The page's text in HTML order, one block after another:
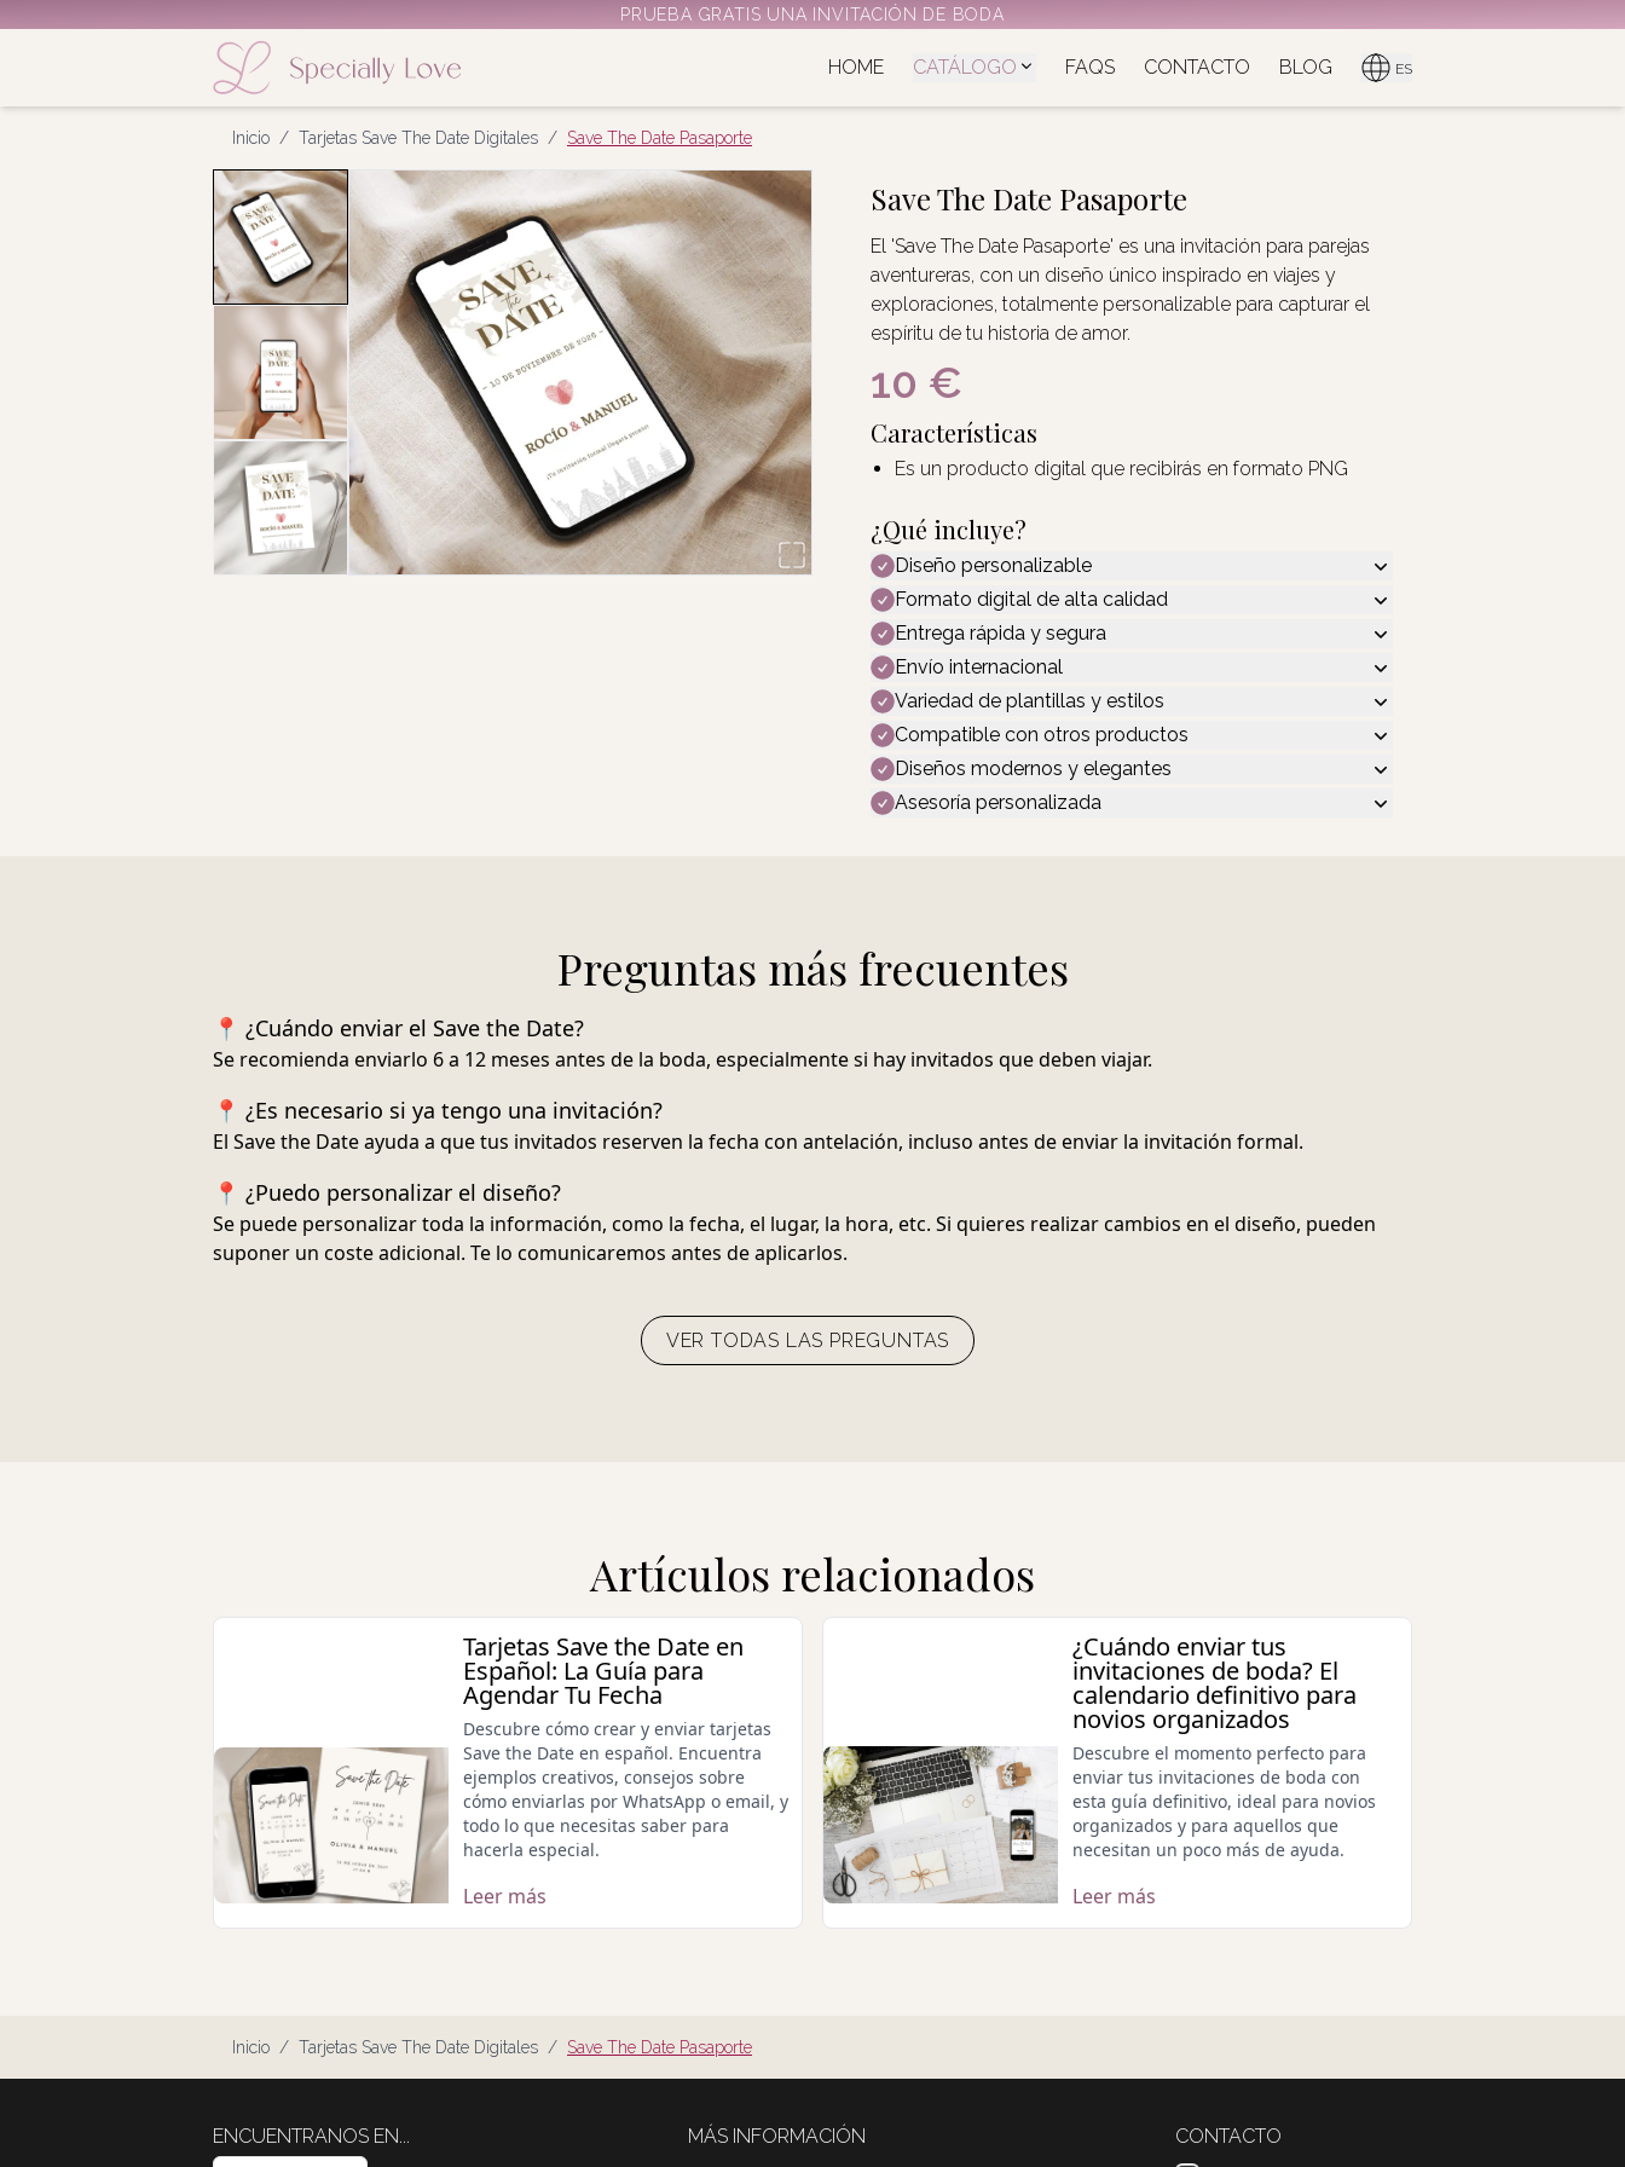
PRUEBA GRATIS UNA INVITACIÓN DE BODA
HOME CATÁLOGO FAQS CONTACTO BLOG ES
Inicio / Tarjetas Save The Date Digitales / Save The Date Pasaporte
Save The Date Pasaporte
El 'Save The Date Pasaporte' es una invitación para parejas
aventureras, con un diseño único inspirado en viajes y
exploraciones, totalmente personalizable para capturar el
espíritu de tu historia de amor.
10 €
Características
Es un producto digital que recibirás en formato PNG
¿Qué incluye?
Diseño personalizable
Formato digital de alta calidad
Entrega rápida y segura
Envío internacional
Variedad de plantillas y estilos
Compatible con otros productos
Diseños modernos y elegantes
Asesoría personalizada
Preguntas más frecuentes
📍 ¿Cuándo enviar el Save the Date?
Se recomienda enviarlo 6 a 12 meses antes de la boda, especialmente si hay invitados que deben viajar.
📍 ¿Es necesario si ya tengo una invitación?
El Save the Date ayuda a que tus invitados reserven la fecha con antelación, incluso antes de enviar la invitación formal.
📍 ¿Puedo personalizar el diseño?
Se puede personalizar toda la información, como la fecha, el lugar, la hora, etc. Si quieres realizar cambios en el diseño, pueden
suponer un coste adicional. Te lo comunicaremos antes de aplicarlos.
VER TODAS LAS PREGUNTAS
Artículos relacionados
Tarjetas Save the Date en
Español: La Guía para
Agendar Tu Fecha
Descubre cómo crear y enviar tarjetas
Save the Date en español. Encuentra
ejemplos creativos, consejos sobre
cómo enviarlas por WhatsApp o email, y
todo lo que necesitas saber para
hacerla especial.
Leer más
¿Cuándo enviar tus
invitaciones de boda? El
calendario definitivo para
novios organizados
Descubre el momento perfecto para
enviar tus invitaciones de boda con
esta guía definitivo, ideal para novios
organizados y para aquellos que
necesitan un poco más de ayuda.
Leer más
Inicio / Tarjetas Save The Date Digitales / Save The Date Pasaporte
MÁS INFORMACIÓN
ENCUENTRANOS EN...
CONTACTO